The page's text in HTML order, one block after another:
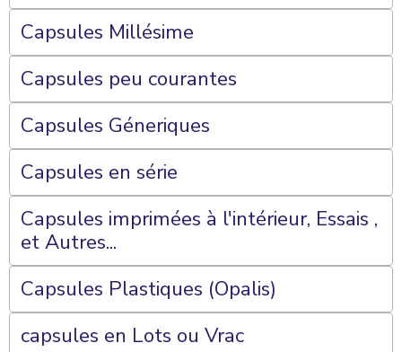
Capsules Millésime
Capsules peu courantes
Capsules Géneriques
Capsules en série
Capsules imprimées à l'intérieur, Essais ,
et Autres...
Capsules Plastiques (Opalis)
capsules en Lots ou Vrac